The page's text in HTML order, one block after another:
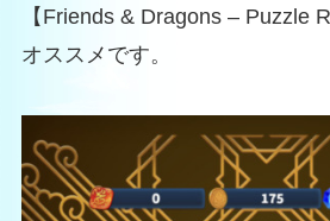
【Friends & Dragons – Puzzle
オススメです。